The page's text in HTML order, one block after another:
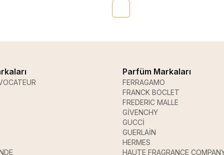
Parfüm Markaları
FERRAGAMO
FRANCK BOCLET
FREDERIC MALLE
GİVENCHY
GUCCİ
GUERLAİN
HERMES
HAUTE FRAGRANCE